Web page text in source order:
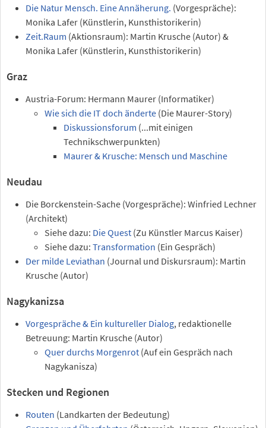
Die Natur Mensch. Eine Annäherung. (Vorgespräche):
Monika Lafer (Künstlerin, Kunsthistorikerin)
Zeit.Raum (Aktionsraum): Martin Krusche (Autor) &
Monika Lafer (Künstlerin, Kunsthistorikerin)
Graz
Austria-Forum: Hermann Maurer (Informatiker)
Wie sich die IT doch änderte (Die Maurer-Story)
Diskussionsforum (...mit einigen
Technikschwerpunkten)
Maurer & Krusche: Mensch und Maschine
Neudau
Die Borckenstein-Sache (Vorgespräche): Winfried Lechner
(Architekt)
Siehe dazu: Die Quest (Zu Künstler Marcus Kaiser)
Siehe dazu: Transformation (Ein Gespräch)
Der milde Leviathan (Journal und Diskursraum): Martin
Krusche (Autor)
Nagykanizsa
Vorgespräche & Ein kultureller Dialog, redaktionelle
Betreuung: Martin Krusche (Autor)
Quer durchs Morgenrot (Auf ein Gespräch nach
Nagykanisza)
Stecken und Regionen
Routen (Landkarten der Bedeutung)